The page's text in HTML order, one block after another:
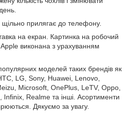
щільно прилягає до телефону.
на екран. Картинка на робочий
виконана з урахуванням
моделей таких брендів як
LG, Sony, Huawei, Lenovo,
Microsoft, OnePlus, LeTV, Oppo,
Realme та інші. Асортименти
Дякуємо за увагу.